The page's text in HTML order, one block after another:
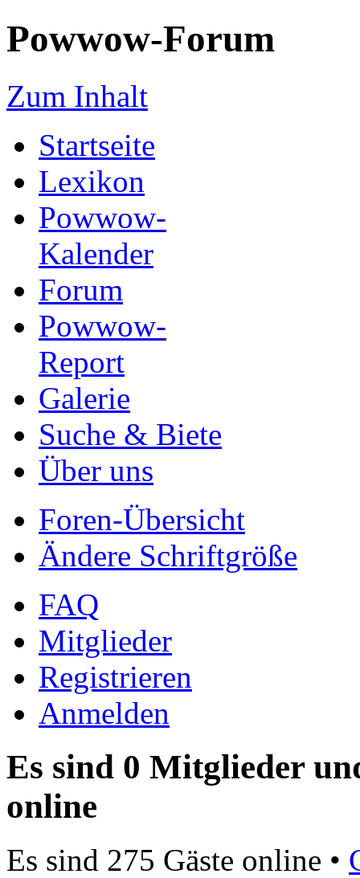
Powwow-Forum
Zum Inhalt
Startseite
Lexikon
Powwow-
Kalender
Forum
Powwow-
Report
Galerie
Suche & Biete
Über uns
Foren-Übersicht
Ändere Schriftgröße
FAQ
Mitglieder
Registrieren
Anmelden
Es sind 0 Mitglieder
online
Es sind 275 Gäste online •